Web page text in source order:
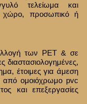
τελείωμα και
χώρο, προσωπικό ή
των PEΤ & σε
έτοιμες για άμεση
από ομοιόχρωμο pvc
και επεξεργασίες